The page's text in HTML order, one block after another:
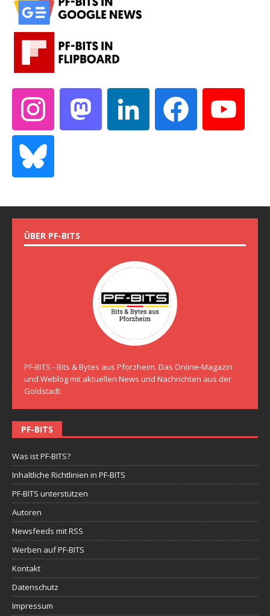
ÜBER PF-BITS
PF-BITS - Bits & Bytes aus Pforzheim. Das Online-Magazin
und Weblog mit aktuellen News und Nachrichten aus der
Goldstadt.
PF-BITS
Was ist PF-BITS?
Inhaltliche Richtlinien in PF-BITS
PF-BITS unterstützen
Autoren
Newsfeeds mit RSS
Werben auf PF-BITS
Kontakt
Datenschutz
Impressum